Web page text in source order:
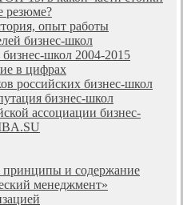
резюме?
опыт работы
бизнес-школ
школ 2004-2015
в цифрах
российских бизнес-школ
бизнес-школ
ассоциации бизнес-
и содержание
менеджмент»